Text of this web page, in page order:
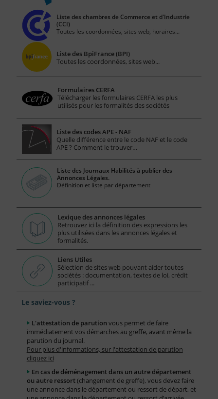
Liste des chambres de Commerce et d'Industrie
(CCI)
Toutes les coordonnées, sites web, horaires...
Liste des BpiFrance (BPI)
Toutes les coordonnées, sites web...
Formulaires CERFA
Télécharger les formulaires CERFA les plus
utilisés pour les formalités des sociétés
Liste des codes APE - NAF
Quelle différence entre le code NAF et le code
APE ? Comment le trouver…
Liste des Journaux Habilités à publier des
Annonces Légales.
Définition et liste par département
Lexique des annonces légales
Retrouvez ici la définition des expressions les
plus utilisées dans les annonces légales et
formalités.
Liens Utiles
Sélection de sites web pouvant aider toutes
sociétés : documentation, textes de loi, crédit
participatif ...
Le saviez-vous ?
L'attestation de parution vous permet de faire
immédiatement vos démarches au greffe, avant même la
parution du journal.
Pour plus d'informations, sur l'attestation de parution
cliquez ici
En cas de déménagement dans un autre département
ou autre ressort(changement de greffe), vous devez faire
une annonce dans le département ou ressort de départ, et